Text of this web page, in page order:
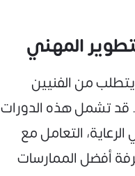
من الفنيين
تشمل هذه الدورات
التعامل مع
أفضل الممارسات